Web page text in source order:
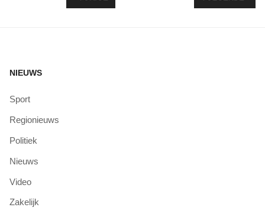
NIEUWS
Sport
Regionieuws
Politiek
Nieuws
Video
Zakelijk